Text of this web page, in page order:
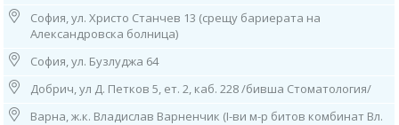
Какво трябва да направя в случай на положителен резултат?
В случай на положителен резултат от теста не трябва да се
предприемат никакви терапевтични мерки без предварителна
консултация с лекуващия терапевт.
Важно - как да се подготвите за изследването?
За лабораторния анализ се предоставя биологична проба от фецес.
София, ул. Христо Станчев 13 (срещу бариерата на
Александровска болница)
София, ул. Бузлуджа 64
Добрич, ул Д. Петков 5, ет. 2, каб. 228 /бивша Стоматология/
Варна, ж.к. Владислав Варненчик (I-ви м-р битов комбинат Вл.